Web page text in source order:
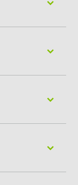
Hautschutzes